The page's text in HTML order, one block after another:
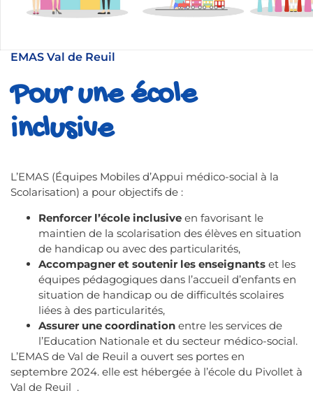
EMAS Val de Reuil
Pour une école
inclusive
L’EMAS (Équipes Mobiles d’Appui médico-social à la
Scolarisation) a pour objectifs de :
Renforcer l’école inclusive en favorisant le
maintien de la scolarisation des élèves en situation
de handicap ou avec des particularités,
Accompagner et soutenir les enseignants et les
équipes pédagogiques dans l’accueil d’enfants en
situation de handicap ou de difficultés scolaires
liées à des particularités,
Assurer une coordination entre les services de
l’Education Nationale et du secteur médico-social.
L’EMAS de Val de Reuil a ouvert ses portes en
septembre 2024. elle est hébergée à l’école du Pivollet à
Val de Reuil .